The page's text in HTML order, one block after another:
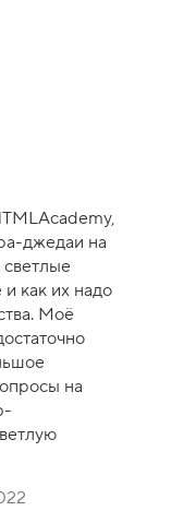
джедаи на
как их надо
Моё
на